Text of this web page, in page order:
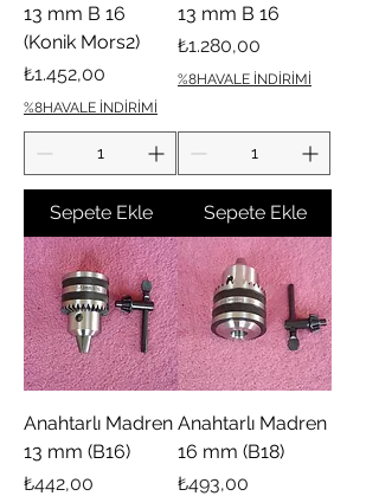
13 mm B 16
(Konik Mors2)
Fiyat
₺1.452,00
%8HAVALE İNDİRİMİ
Sepete Ekle
13 mm B 16
Fiyat
₺1.280,00
%8HAVALE İNDİRİMİ
Sepete Ekle
Anahtarlı Madren
13 mm (B16)
Fiyat
₺442,00
Anahtarlı Madren
16 mm (B18)
Fiyat
₺493,00